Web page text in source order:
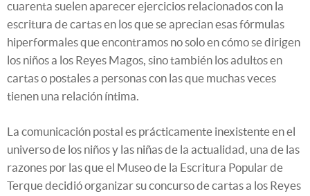
cuarenta suelen aparecer ejercicios relacionados con la
escritura de cartas en los que se aprecian esas fórmulas
hiperformales que encontramos no solo en cómo se dirigen
los niños a los Reyes Magos, sino también los adultos en
cartas o postales a personas con las que muchas veces
tienen una relación íntima.
La comunicación postal es prácticamente inexistente en el
universo de los niños y las niñas de la actualidad, una de las
razones por las que el Museo de la Escritura Popular de
Terque decidió organizar su concurso de cartas a los Reyes